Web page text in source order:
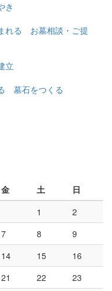
き
れる お墓相談・ご提
立
墓石をつくる
金 土 日
1
2
7 8
9
14 15
16
21 22
23